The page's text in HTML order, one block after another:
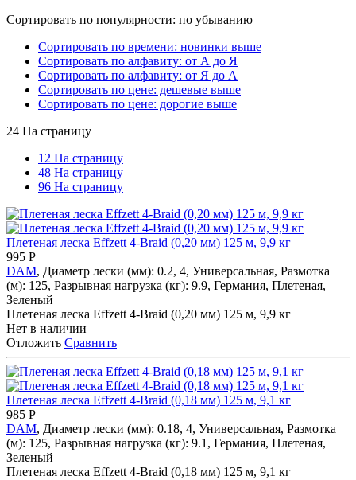
Сортировать по популярности: по убыванию
Сортировать по времени: новинки выше
Сортировать по алфавиту: от А до Я
Сортировать по алфавиту: от Я до А
Сортировать по цене: дешевые выше
Сортировать по цене: дорогие выше
24 На страницу
12 На страницу
48 На страницу
96 На страницу
Плетеная леска Effzett 4-Braid (0,20 мм) 125 м, 9,9 кг
995 Р
DAM, Диаметр лески (мм): 0.2, 4, Универсальная, Размотка
(м): 125, Разрывная нагрузка (кг): 9.9, Германия, Плетеная,
Зеленый
Плетеная леска Effzett 4-Braid (0,20 мм) 125 м, 9,9 кг
Нет в наличии
Отложить Сравнить
Плетеная леска Effzett 4-Braid (0,18 мм) 125 м, 9,1 кг
985 Р
DAM, Диаметр лески (мм): 0.18, 4, Универсальная, Размотка
(м): 125, Разрывная нагрузка (кг): 9.1, Германия, Плетеная,
Зеленый
Плетеная леска Effzett 4-Braid (0,18 мм) 125 м, 9,1 кг